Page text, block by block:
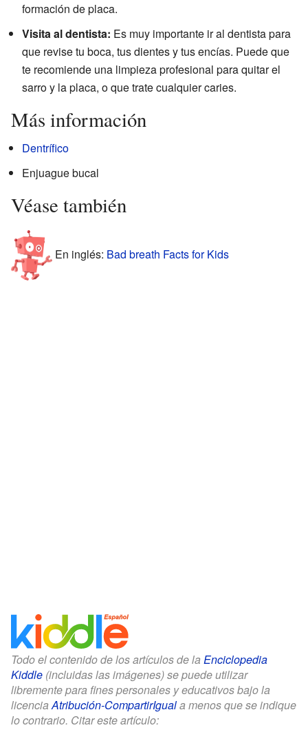
formación de placa.
Visita al dentista: Es muy importante ir al dentista para
que revise tu boca, tus dientes y tus encías. Puede que
te recomiende una limpieza profesional para quitar el
sarro y la placa, o que trate cualquier caries.
Más información
Dentrífico
Enjuague bucal
Véase también
En inglés: Bad breath Facts for Kids
Todo el contenido de los artículos de la Enciclopedia
Kiddle (incluidas las imágenes) se puede utilizar
libremente para fines personales y educativos bajo la
licenciaAtribución-CompartirIguala menos que se indique
lo contrario. Citar este artículo: